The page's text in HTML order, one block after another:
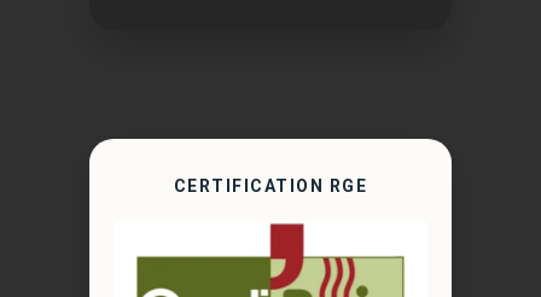
CERTIFICATION RGE